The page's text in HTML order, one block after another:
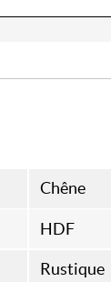
Chêne
HDF
Rustique